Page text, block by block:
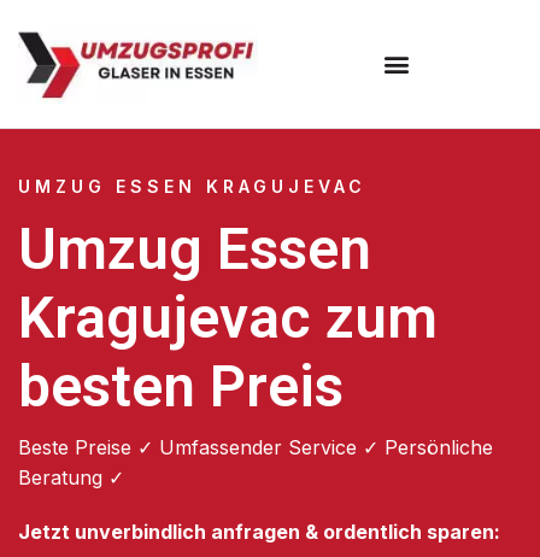
UMZUG ESSEN KRAGUJEVAC
Umzug Essen
Kragujevac zum
besten Preis
Beste Preise ✓ Umfassender Service ✓ Persönliche
Beratung ✓
Jetzt unverbindlich anfragen & ordentlich sparen: